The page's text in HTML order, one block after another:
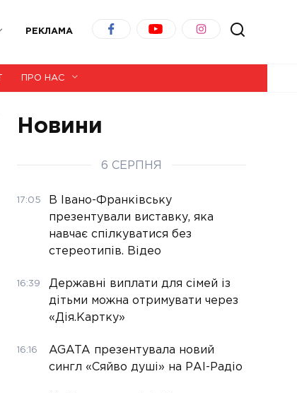
РЕКЛАМА
ПРО НАС
Новини
6 СЕРПНЯ
17:05
В Івано-Франківську
презентували виставку, яка
навчає спілкуватися без
стереотипів. Відео
16:39
Державні виплати для сімей із
дітьми можна отримувати через
«Дія.Картку»
16:16
AGATA презентувала новий
сингл «Сяйво душі» на РАІ-Радіо